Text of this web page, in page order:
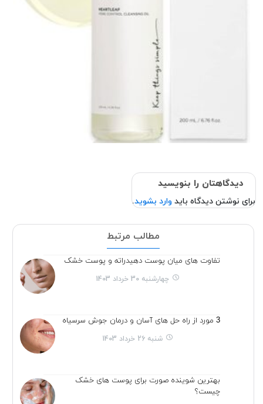
دیدگاهتان را بنویسید
برای نوشتن دیدگاه باید وارد بشوید.
مطالب مرتبط
تفاوت های میان پوست دهیدراته و پوست خشک
چهارشنبه 30 خرداد 1403
3 مورد از راه حل های آسان و درمان جوش سرسیاه
شنبه 26 خرداد 1403
بهترین شوینده صورت برای پوست های خشک
چیست؟